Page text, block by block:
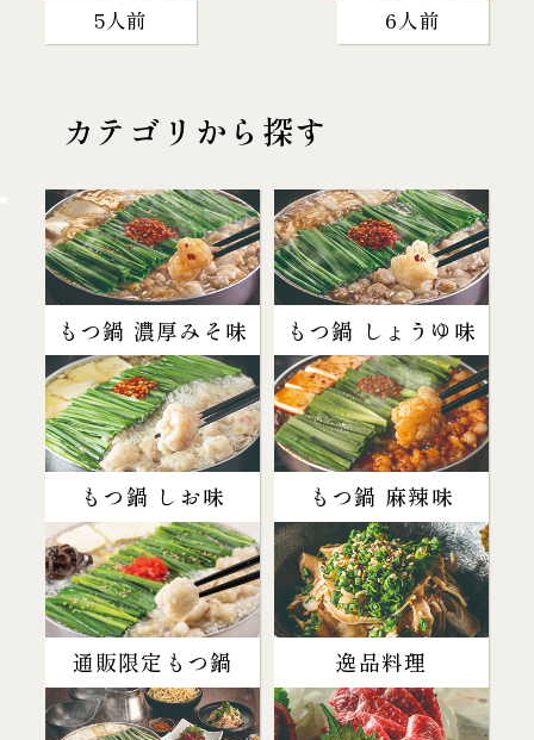
5人前 6人前
カテゴリから探す
もつ鍋 濃厚みそ味 もつ鍋 しょうゆ味
もつ鍋 しお味 もつ鍋 麻辣味
通販限定もつ鍋 逸品料理